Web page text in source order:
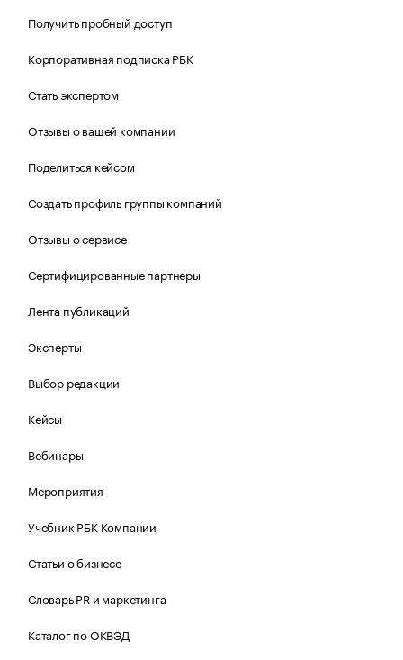
Получить пробный доступ
Корпоративная подписка РБК
Стать экспертом
Отзывы о вашей компании
Поделиться кейсом
Создать профиль группы компаний
Отзывы о сервисе
Сертифицированные партнеры
Лента публикаций
Эксперты
Выбор редакции
Кейсы
Вебинары
Мероприятия
Учебник РБК Компании
Статьи о бизнесе
Словарь PR и маркетинга
Каталог по ОКВЭД